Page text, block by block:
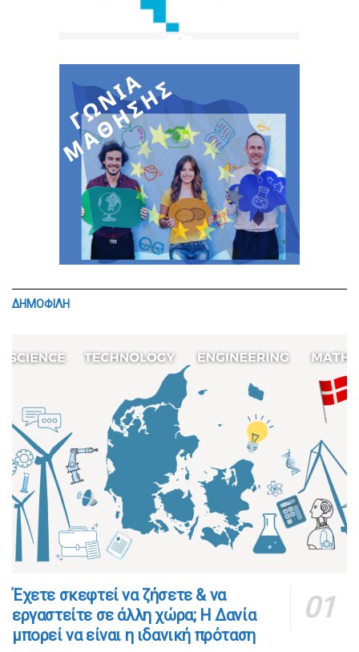
ΔΗΜΟΦΙΛΗ
​​Έχετε σκεφτεί να ζήσετε & να
εργαστείτε σε άλλη χώρα; Η Δανία
μπορεί να είναι η ιδανική πρόταση